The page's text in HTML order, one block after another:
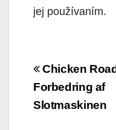
jej používaním.
Chicken
Forbedring af
Slotmaskinen